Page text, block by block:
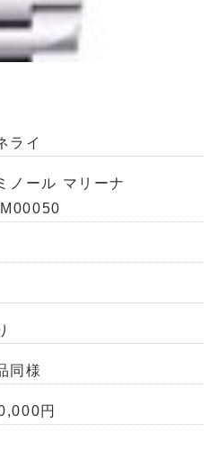
ライ
ノール マリーナ
同様
円